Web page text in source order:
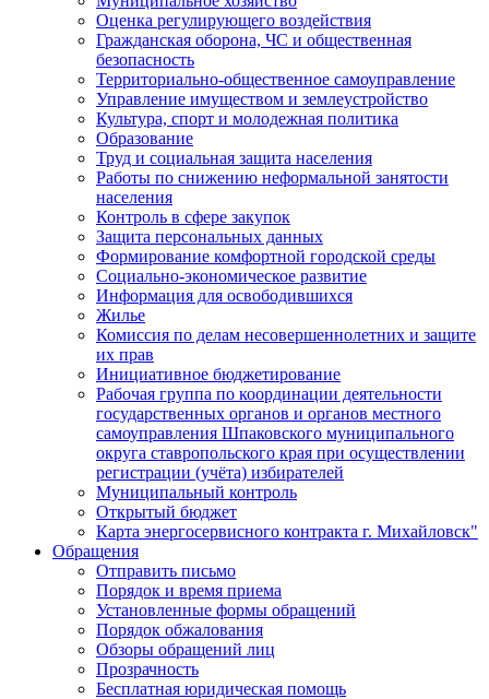
Оценка регулирующего воздействия
Гражданская оборона, ЧС и общественная
безопасность
Территориально-общественное самоуправление
Управление имуществом и землеустройство
Культура, спорт и молодежная политика
Образование
Труд и социальная защита населения
Работы по снижению неформальной занятости
населения
Контроль в сфере закупок
Защита персональных данных
Формирование комфортной городской среды
Социально-экономическое развитие
Информация для освободившихся
Жилье
Комиссия по делам несовершеннолетних и защите
их прав
Инициативное бюджетирование
Рабочая группа по координации деятельности
государственных органов и органов местного
самоуправления Шпаковского муниципального
округа ставропольского края при осуществлении
регистрации (учёта) избирателей
Муниципальный контроль
Открытый бюджет
Карта энергосервисного контракта г. Михайловск"
Обращения
Отправить письмо
Порядок и время приема
Установленные формы обращений
Порядок обжалования
Обзоры обращений лиц
Прозрачность
Бесплатная юридическая помощь